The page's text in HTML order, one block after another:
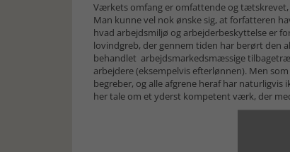
Værkets omfang er omfattende og
Man kunne vel nok ønske sig, at forfatteren
hvad arbejdsmiljø og arbejderbeskyttelse er
lovindgreb, der gennem tiden har berørt den
behandlet arbejdsmarkedsmæssige
arbejdere (eksempelvis efterlønnen). Men
begreber, og alle afgrene heraf har
her tale om et yderst kompetent værk, der